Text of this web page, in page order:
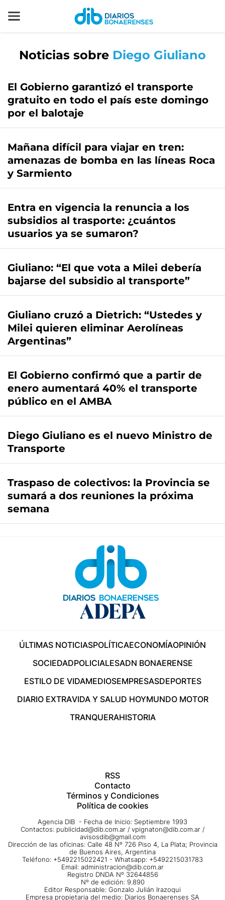
Noticias sobre Diego Giuliano
El Gobierno garantizó el transporte
gratuito en todo el país este domingo
por el balotaje
Mañana difícil para viajar en tren:
amenazas de bomba en las líneas Roca
y Sarmiento
Entra en vigencia la renuncia a los
subsidios al trasporte: ¿cuántos
usuarios ya se sumaron?
Giuliano: “El que vota a Milei debería
bajarse del subsidio al transporte”
Giuliano cruzó a Dietrich: “Ustedes y
Milei quieren eliminar Aerolíneas
Argentinas”
El Gobierno confirmó que a partir de
enero aumentará 40% el transporte
público en el AMBA
Diego Giuliano es el nuevo Ministro de
Transporte
Traspaso de colectivos: la Provincia se
sumará a dos reuniones la próxima
semana
ÚLTIMAS NOTICIASPOLÍTICAECONOMÍAOPINIÓN
SOCIEDADPOLICIALESADN BONAERENSE
ESTILO DE VIDAMEDIOSEMPRESASDEPORTES
DIARIO EXTRAVIDA Y SALUD HOYMUNDO MOTOR
TRANQUERAHISTORIA
RSS
Contacto
Términos y Condiciones
Política de cookies
Agencia DIB - Fecha de Inicio: Septiembre 1993
Contactos: publicidad@dib.com.ar / vpignaton@dib.com.ar /
avisosdib@gmail.com
Dirección de las oficinas: Calle 48 Nº 726 Piso 4, La Plata; Provincia
de Buenos Aires, Argentina
Teléfono: +5492215022421 - Whatsapp: +5492215031783
Email: administracion@dib.com.ar
Registro DNDA Nº 32644856
Nº de edición: 9.890
Editor Responsable: Gonzalo Julián Irazoqui
Empresa propietaria del medio: Diarios Bonaerenses SA